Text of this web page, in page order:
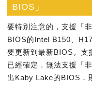
BIOS」
要特別注意的，支援「
BIOS的Intel B150、
要更新到最新BIOS。支
已經確定，無法支援「
出Kaby Lake的BIOS，